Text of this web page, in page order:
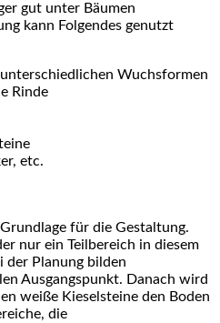
gut unter Bäumen
kann Folgendes genutzt
Wuchsformen
Rinde
etc.
für die Gestaltung.
nur ein Teilbereich in diesem
der Planung bilden
Ausgangspunkt. Danach wird
weiße Kieselsteine den Boden
die